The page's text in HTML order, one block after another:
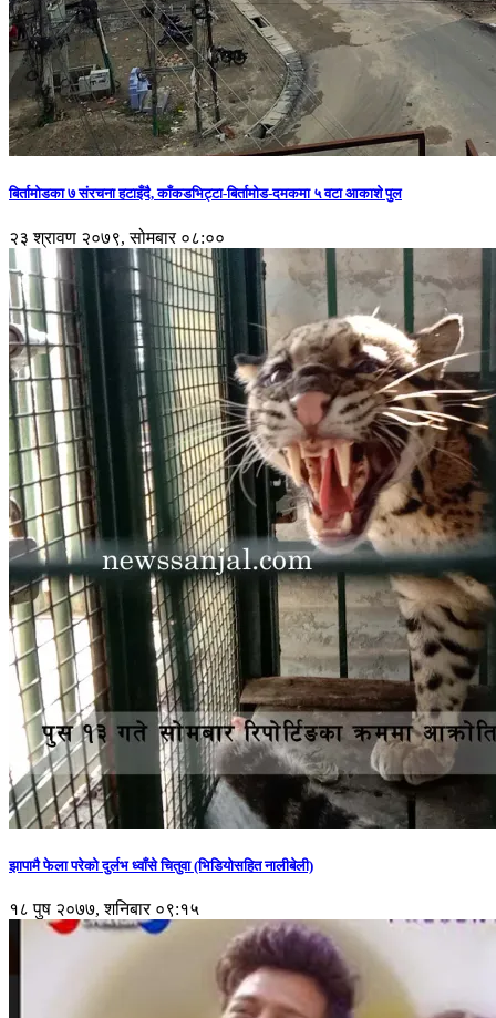
बिर्तामोडका ७ संरचना हटाइँदै, काँकडभिट्टा-बिर्तामोड-दमकमा ५ वटा आकाशे पुल
२३ श्रावण २०७९, सोमबार ०८:००
झापामै फेला परेको दुर्लभ ध्वाँसे चितुवा (भिडियोसहित नालीबेली)
१८ पुष २०७७, शनिबार ०९:१५